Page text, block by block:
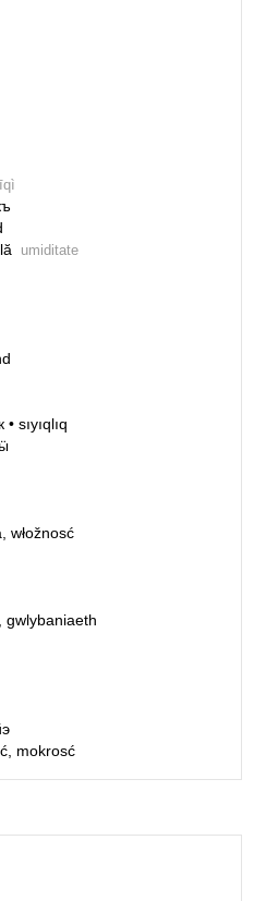
umiditate
• sıyıqlıq
włožnosć
gwlybaniaeth
mokrosć